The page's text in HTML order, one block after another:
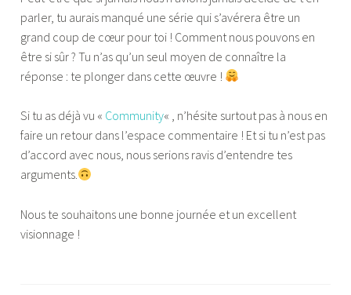
parler, tu aurais manqué une série qui s’avérera être un
grand coup de cœur pour toi ! Comment nous pouvons en
être si sûr ? Tu n’as qu’un seul moyen de connaître la
réponse : te plonger dans cette œuvre !
Si tu as déjà vu « Community« , n’hésite surtout pas à nous en
faire un retour dans l’espace commentaire ! Et si tu n’est pas
d’accord avec nous, nous serions ravis d’entendre tes
arguments.
Nous te souhaitons une bonne journée et un excellent
visionnage !